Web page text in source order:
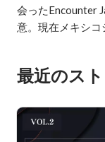
会ったEncounter
最近のス